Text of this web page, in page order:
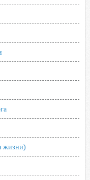
жизни)